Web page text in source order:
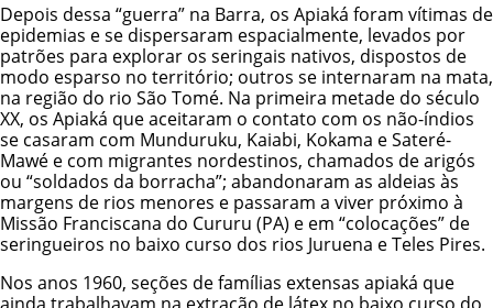
Depois dessa “guerra” na Barra, os Apiaká foram vítimas de
epidemias e se dispersaram espacialmente, levados por
patrões para explorar os seringais nativos, dispostos de
modo esparso no território; outros se internaram na mata,
na região do rio São Tomé. Na primeira metade do século
XX, os Apiaká que aceitaram o contato com os não-índios
se casaram com Munduruku, Kaiabi, Kokama e Sateré-
Mawé e com migrantes nordestinos, chamados de arigós
ou “soldados da borracha”; abandonaram as aldeias às
margens de rios menores e passaram a viver próximo à
Missão Franciscana do Cururu (PA) e em “colocações” de
seringueiros no baixo curso dos rios Juruena e Teles Pires.
Nos anos 1960, seções de famílias extensas apiaká que